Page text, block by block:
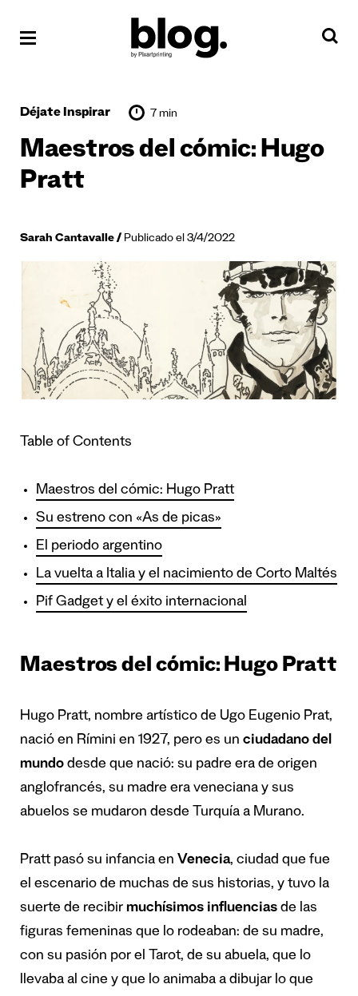
Déjate Inspirar 7 min
Maestros del cómic: Hugo
Pratt
Sarah Cantavalle Publicado el 3/4/2022
Table of Contents
Maestros del cómic: Hugo Pratt
Su estreno con «As de picas»
El periodo argentino
La vuelta a Italia y el nacimiento de Corto Maltés
Pif Gadget y el éxito internacional
Maestros del cómic: Hugo Pratt
Hugo Pratt, nombre artístico de Ugo Eugenio Prat,
nació en Rímini en 1927, pero es un ciudadano del
mundo desde que nació: su padre era de origen
anglofrancés, su madre era veneciana y sus
abuelos se mudaron desde Turquía a Murano.
Pratt pasó su infancia en Venecia, ciudad que fue
el escenario de muchas de sus historias, y tuvo la
suerte de recibir muchísimos influencias de las
figuras femeninas que lo rodeaban: de su madre,
con su pasión por el Tarot, de su abuela, que lo
llevaba al cine y que lo animaba a dibujar lo que